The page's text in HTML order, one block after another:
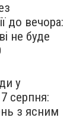
до вечора:
не буде
у
серпня:
з ясним